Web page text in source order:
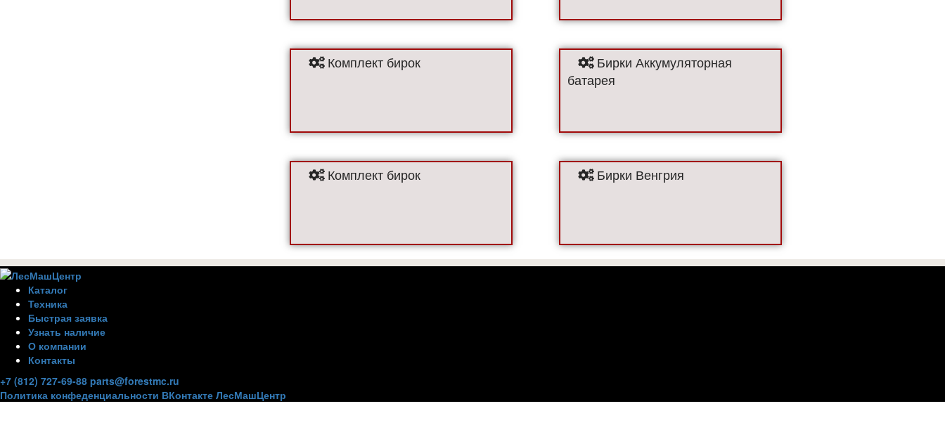
Комплект бирок
Бирки Аккумуляторная
батарея
Комплект бирок Бирки Венгрия
Каталог
Техника
Быстрая заявка
Узнать наличие
О компании
Контакты
+7 (812) 727-69-88 parts@forestmc.ru
Политика конфеденциальности ВКонтакте ЛесМашЦентр